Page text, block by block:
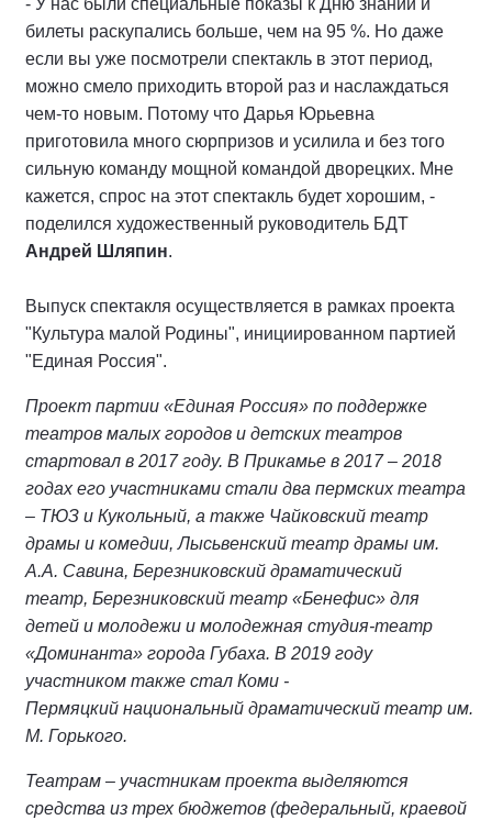
- У нас были специальные показы к Дню знаний и
билеты раскупались больше, чем на 95 %. Но даже
если вы уже посмотрели спектакль в этот период,
можно смело приходить второй раз и наслаждаться
чем-то новым. Потому что Дарья Юрьевна
приготовила много сюрпризов и усилила и без того
сильную команду мощной командой дворецких. Мне
кажется, спрос на этот спектакль будет хорошим, -
поделился художественный руководитель БДТ
Андрей Шляпин.
Выпуск спектакля осуществляется в рамках проекта
"Культура малой Родины", инициированном партией
"Единая Россия".
Проект партии «Единая Россия» по поддержке
театров малых городов и детских театров
стартовал в 2017 году. В Прикамье в 2017 – 2018
годах его участниками стали два пермских театра
– ТЮЗ и Кукольный, а также Чайковский театр
драмы и комедии, Лысьвенский театр драмы им.
А.А. Савина, Березниковский драматический
театр, Березниковский театр «Бенефис» для
детей и молодежи и молодежная студия-театр
«Доминанта» города Губаха. В 2019 году
участником также стал Коми -
Пермяцкий национальный драматический театр им.
М. Горького.
Театрам – участникам проекта выделяются
средства из трех бюджетов (федеральный, краевой